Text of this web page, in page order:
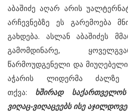
აბაშიძე აღარ არის
არჩევნებზე ეს გარემოება
გახდება. ასლან აბაშიძეს
გამომდინარე,
წარმოუდგენელი და
აჭარის ლიდერმა ძალზე
თქვა: ხშირად
ვიღაც-ვიღაცეებს ისე